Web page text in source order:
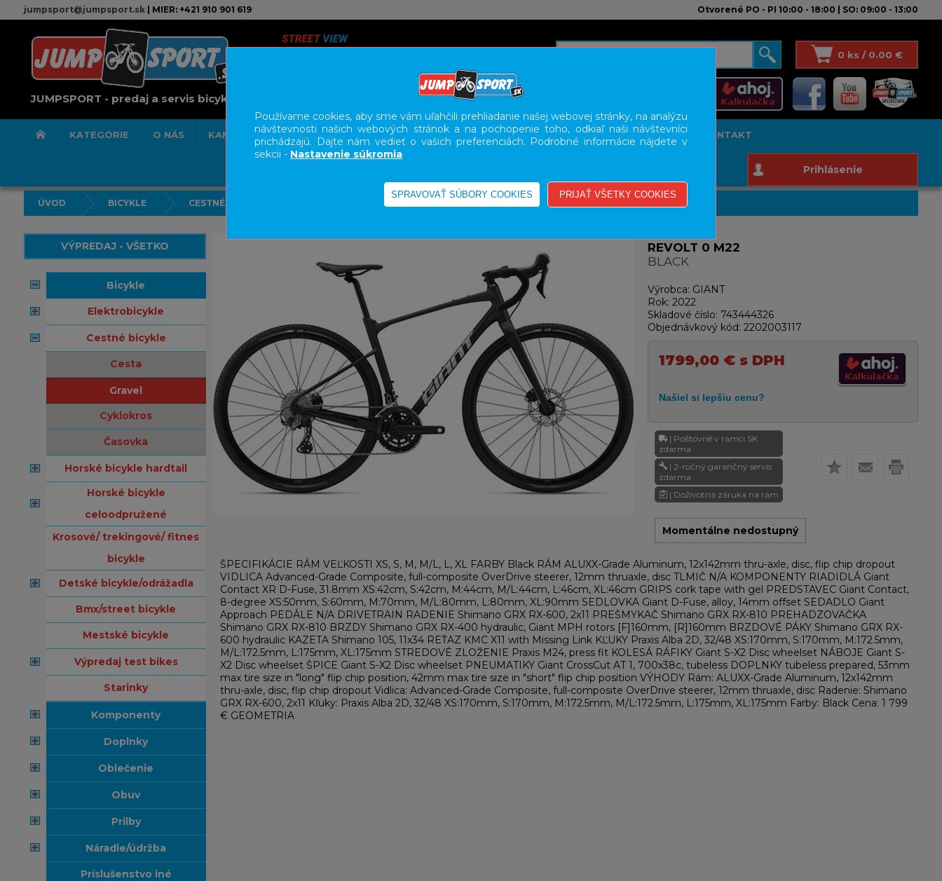
jumpsport@jumpsport.sk| MIER: +421 910 901 619 Otvorené PO - PI 10:00 - 18:00 | SO: 09:00 - 13:00
JUMPSPORT - predaj a servis bicyklov
0 ks / 0.00 €
KATEGÓRIE O NÁS KAMENNÁ PREDAJNA SERVIS SLUŽBY KARIÉRA BODY GEOMETRY FIT STUDIO KONTAKT
Prihlásenie
ÚVOD BICYKLE CESTNÉ BICYKLE
VÝPREDAJ - VŠETKO
bicykle
elektrobicykle
cestné bicykle
cesta
gravel
cyklokros
časovka
horské bicykle hardtail
horské bicykle
celoodpružené
krosové/ trekingové/ fitnes
bicykle
detské bicykle/odrážadla
bmx/street bicykle
mestské bicykle
výpredaj test bikes
starinky
komponenty
doplnky
oblečenie
obuv
prilby
náradie/údržba
príslušenstvo iné
REVOLT 0 M22
BLACK
Výrobca: GIANT
Rok: 2022
Skladové číslo: 743444326
Objednávkový kód: 2202003117
1799,00 €s DPH
| Poštovné v rámci SK
zdarma
| 2-ročný garančný servis
zdarma
| Doživotná záruka na rám
Momentálne nedostupný
ŠPECIFIKÁCIE RÁM VEĽKOSTI XS, S, M, M/L, L, XL FARBY Black RÁM ALUXX-Grade Aluminum, 12x142mm thru-axle, disc, flip chip dropout
VIDLICA Advanced-Grade Composite, full-composite OverDrive steerer, 12mm thruaxle, disc TLMIČ N/A KOMPONENTY RIADIDLÁ Giant
Contact XR D-Fuse, 31.8mm XS:42cm, S:42cm, M:44cm, M/L:44cm, L:46cm, XL:46cm GRIPS cork tape with gel PREDSTAVEC Giant Contact,
8-degree XS:50mm, S:60mm, M:70mm, M/L:80mm, L:80mm, XL:90mm SEDLOVKA Giant D-Fuse, alloy, 14mm offset SEDADLO Giant
Approach PEDÁLE N/A DRIVETRAIN RADENIE Shimano GRX RX-600, 2x11 PREŠMYKAČ Shimano GRX RX-810 PREHADZOVAČKA
Shimano GRX RX-810 BRZDY Shimano GRX RX-400 hydraulic, Giant MPH rotors [F]160mm, [R]160mm BRZDOVÉ PÁKY Shimano GRX RX-
600 hydraulic KAZETA Shimano 105, 11x34 REŤAZ KMC X11 with Missing Link KĽUKY Praxis Alba 2D, 32/48 XS:170mm, S:170mm, M:172.5mm,
M/L:172.5mm, L:175mm, XL:175mm STREDOVÉ ZLOŽENIE Praxis M24, press fit KOLESÁ RÁFIKY Giant S-X2 Disc wheelset NÁBOJE Giant S-
X2 Disc wheelset ŠPICE Giant S-X2 Disc wheelset PNEUMATIKY Giant CrossCut AT 1, 700x38c, tubeless DOPLNKY tubeless prepared, 53mm
max tire size in "long" flip chip position, 42mm max tire size in "short" flip chip position VÝHODY Rám: ALUXX-Grade Aluminum, 12x142mm
thru-axle, disc, flip chip dropout Vidlica: Advanced-Grade Composite, full-composite OverDrive steerer, 12mm thruaxle, disc Radenie: Shimano
GRX RX-600, 2x11 Kľuky: Praxis Alba 2D, 32/48 XS:170mm, S:170mm, M:172.5mm, M/L:172.5mm, L:175mm, XL:175mm Farby: Black Cena: 1 799
€ GEOMETRIA
Používame cookies, aby sme vám uľahčili prehliadanie našej webovej stránky, na analýzu
návštevnosti našich webových stránok a na pochopenie toho, odkiaľ naši návštevníci
prichádzajú. Dajte nám vedieť o vašich preferenciách. Podrobné informácie nájdete v
sekcii - Nastavenie súkromia